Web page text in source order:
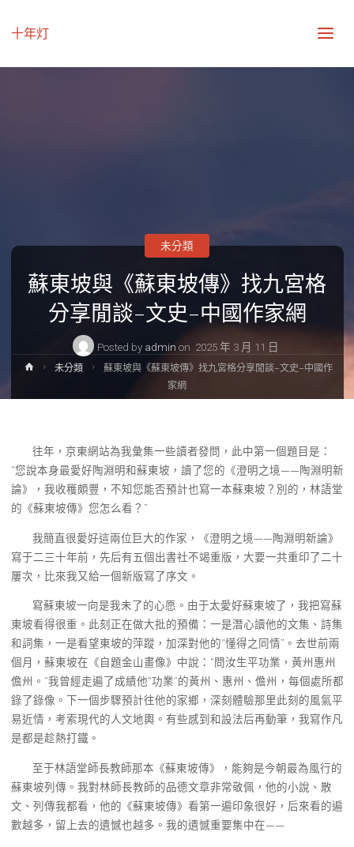
十年灯
蘇東坡與《蘇東坡傳》找九宮格
分享閒談–文史–中國作家網
Posted by admin on 2025 年 3 月 11 日
未分類
Home未分類
蘇東坡與《蘇東坡傳》找九宮格分享閒談–文史–中國作
家網
往年，京東網站為我彙集一些讀者發問，此中第一個題目是：
“您說本身最愛好陶淵明和蘇東坡，讀了您的《澄明之境——陶淵明新
論》，我收穫頗豐，不知您能否預計也寫一本蘇東坡？別的，林語堂
的《蘇東坡傳》您怎么看？”
我簡直很愛好這兩位巨大的作家，《澄明之境——陶淵明新論》
寫于二三十年前，先后有五個出書社不竭重版，大要一共重印了二十
屢次，比來我又給一個新版寫了序文。
寫蘇東坡一向是我未了的心愿。由于太愛好蘇東坡了，我把寫蘇
東坡看得很重。此刻正在做大批的預備：一是潛心讀他的文集、詩集
和詞集，一是看望東坡的萍蹤，加深對他的“懂得之同情”。去世前兩
個月，蘇東坡在《自題金山畫像》中說：“問汝生平功業，黃州惠州
儋州。”我曾經走遍了成績他“功業”的黃州、惠州、儋州，每個處所都
錄了錄像。下一個步驟預計往他的家鄉，深刻體驗那里此刻的風氣平
易近情，考索現代的人文地輿。有些感到和設法后再動筆，我寫作凡
是都是趁熱打鐵。
至于林語堂師長教師那本《蘇東坡傳》，能夠是今朝最為風行的
蘇東坡列傳。我對林師長教師的品德文章非常敬佩，他的小說、散
文、列傳我都看，他的《蘇東坡傳》看第一遍印象很好，后來看的遍
數越多，留上去的遺憾也越多。我的遺憾重要集中在——